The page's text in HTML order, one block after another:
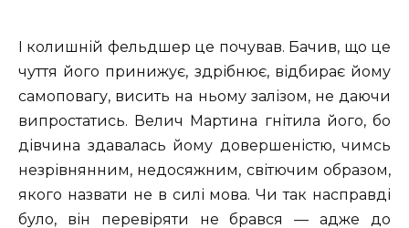
І колишній фельдшер це почував. Бачив, що це
чуття його принижує, здрібнює, відбирає йому
самоповагу, висить на ньому залізом, не даючи
випростатись. Велич Мартина гнітила його, бо
дівчина здавалась йому довершеністю, чимсь
незрівнянним, недосяжним, світючим образом,
якого назвати не в силі мова. Чи так насправді
було, він перевіряти не брався — адже до